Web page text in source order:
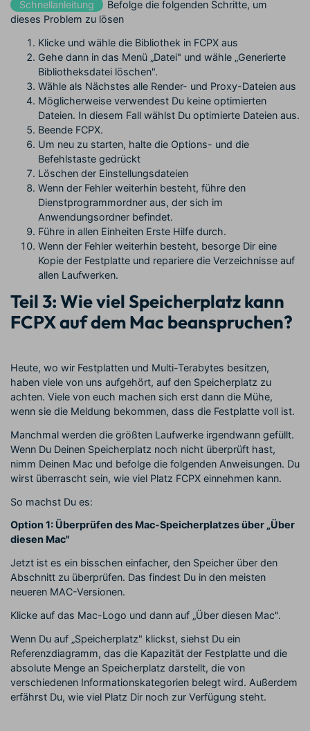
Schnellanleitung
Befolge die folgenden Schritte, um
dieses Problem zu lösen
Klicke und wähle die Bibliothek in FCPX aus
Gehe dann in das Menü „Datei" und wähle „Generierte
Bibliotheksdatei löschen".
Wähle als Nächstes alle Render- und Proxy-Dateien aus
Möglicherweise verwendest Du keine optimierten
Dateien. In diesem Fall wählst Du optimierte Dateien aus.
Beende FCPX.
Um neu zu starten, halte die Options- und die
Befehlstaste gedrückt
Löschen der Einstellungsdateien
Wenn der Fehler weiterhin besteht, führe den
Dienstprogrammordner aus, der sich im
Anwendungsordner befindet.
Führe in allen Einheiten Erste Hilfe durch.
Wenn der Fehler weiterhin besteht, besorge Dir eine
Kopie der Festplatte und repariere die Verzeichnisse auf
allen Laufwerken.
Teil 3: Wie viel Speicherplatz kann
FCPX auf dem Mac beanspruchen?
Heute, wo wir Festplatten und Multi-Terabytes besitzen,
haben viele von uns aufgehört, auf den Speicherplatz zu
achten. Viele von euch machen sich erst dann die Mühe,
wenn sie die Meldung bekommen, dass die Festplatte voll ist.
Manchmal werden die größten Laufwerke irgendwann gefüllt.
Wenn Du Deinen Speicherplatz noch nicht überprüft hast,
nimm Deinen Mac und befolge die folgenden Anweisungen. Du
wirst überrascht sein, wie viel Platz FCPX einnehmen kann.
So machst Du es:
Option 1: Überprüfen des Mac-Speicherplatzes über „Über
diesen Mac"
Jetzt ist es ein bisschen einfacher, den Speicher über den
Abschnitt zu überprüfen. Das findest Du in den meisten
neueren MAC-Versionen.
Klicke auf das Mac-Logo und dann auf „Über diesen Mac".
Wenn Du auf „Speicherplatz" klickst, siehst Du ein
Referenzdiagramm, das die Kapazität der Festplatte und die
absolute Menge an Speicherplatz darstellt, die von
verschiedenen Informationskategorien belegt wird. Außerdem
erfährst Du, wie viel Platz Dir noch zur Verfügung steht.